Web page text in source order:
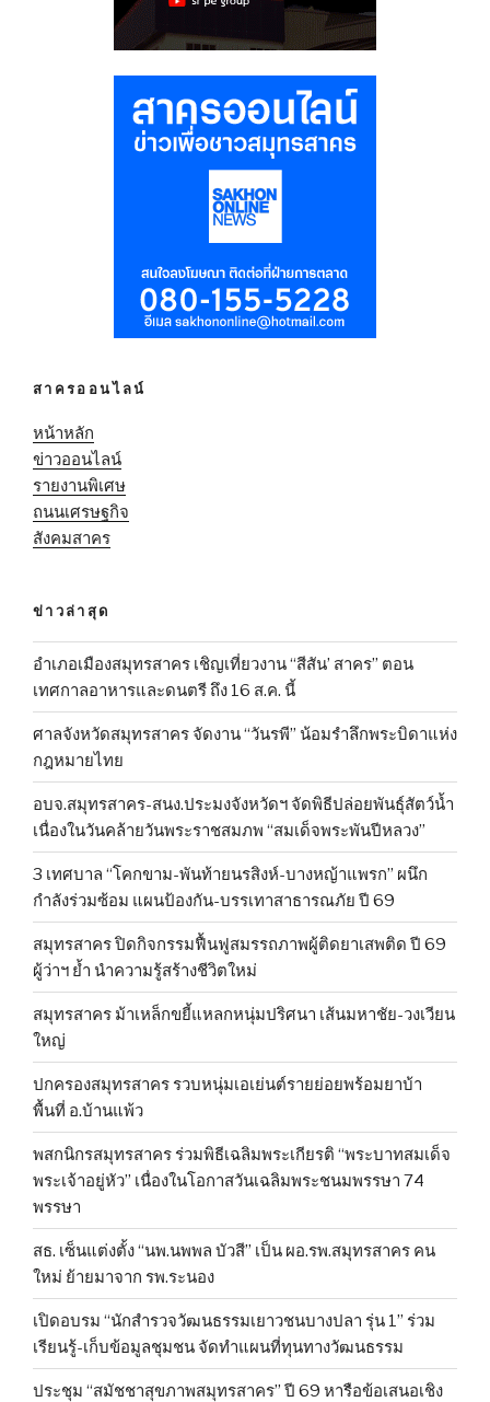
สาครออนไลน์
หน้าหลัก
ข่าวออนไลน์
รายงานพิเศษ
ถนนเศรษฐกิจ
สังคมสาคร
ข่าวล่าสุด
อำเภอเมืองสมุทรสาคร เชิญเที่ยวงาน “สีสัน’ สาคร” ตอน
เทศกาลอาหารและดนตรี ถึง 16 ส.ค. นี้
ศาลจังหวัดสมุทรสาคร จัดงาน “วันรพี” น้อมรำลึกพระบิดาแห่ง
กฎหมายไทย
อบจ.สมุทรสาคร-สนง.ประมงจังหวัดฯ จัดพิธีปล่อยพันธุ์สัตว์น้ำ
เนื่องในวันคล้ายวันพระราชสมภพ “สมเด็จพระพันปีหลวง”
3 เทศบาล “โคกขาม-พันท้ายนรสิงห์-บางหญ้าแพรก” ผนึก
กำลังร่วมซ้อม แผนป้องกัน-บรรเทาสาธารณภัย ปี 69
สมุทรสาคร ปิดกิจกรรมฟื้นฟูสมรรถภาพผู้ติดยาเสพติด ปี 69
ผู้ว่าฯ ย้ำ นำความรู้สร้างชีวิตใหม่
สมุทรสาคร ม้าเหล็กขยี้แหลกหนุ่มปริศนา เส้นมหาชัย-วงเวียน
ใหญ่
ปกครองสมุทรสาคร รวบหนุ่มเอเย่นต์รายย่อยพร้อมยาบ้า
พื้นที่ อ.บ้านแพ้ว
พสกนิกรสมุทรสาคร ร่วมพิธีเฉลิมพระเกียรติ “พระบาทสมเด็จ
พระเจ้าอยู่หัว” เนื่องในโอกาสวันเฉลิมพระชนมพรรษา 74
พรรษา
สธ. เซ็นแต่งตั้ง “นพ.นพพล บัวสี” เป็น ผอ.รพ.สมุทรสาคร คน
ใหม่ ย้ายมาจาก รพ.ระนอง
เปิดอบรม “นักสำรวจวัฒนธรรมเยาวชนบางปลา รุ่น 1” ร่วม
เรียนรู้-เก็บข้อมูลชุมชน จัดทำแผนที่ทุนทางวัฒนธรรม
ประชุม “สมัชชาสุขภาพสมุทรสาคร” ปี 69 หารือข้อเสนอเชิง